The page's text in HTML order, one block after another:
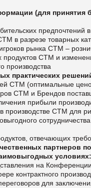
(для принятия
предпочтений
в разрезе товарных
рынка СТМ –
продуктов СТМ и
производства
практических
СТМ (оптимальные
СТМ и Брендов
прибыли
в производстве СТМ для
отвечающих
партнеров
условиях:
на
контрактного
для